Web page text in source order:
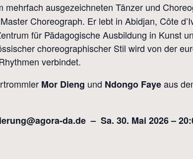
ausgezeichneten Tänzer und
Choreograph. Er lebt in Abidjan, Côte
für Pädagogische Ausbildung in Kunst
choreographischer Stil wird von der
verbindet.
Mor Dieng und Ndongo Fayeaus
da.de – Sa. 30. Mai 2026 –